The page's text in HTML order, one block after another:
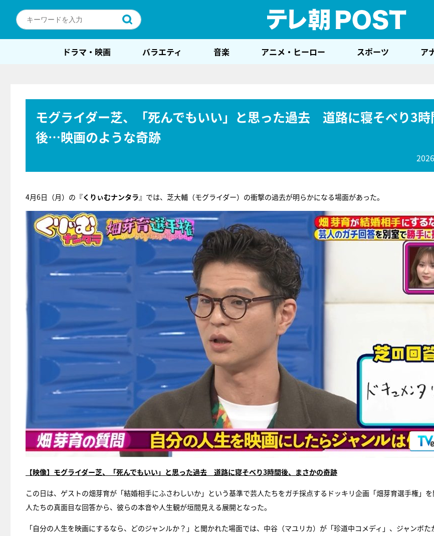
ドラマ・映画 バラエティ 音楽 アニメ・ヒーロー スポーツ ア
モグライダー芝、「死んでもいい」と思った過去 道路に寝そべり3時
後…映画のような奇跡
4月6日（月）の『くりぃむナンタラ』では、芝大輔（モグライダー）の衝撃の過去が明らかになる場面があった。
【映像】モグライダー芝、「死んでもいい」と思った過去 道路に寝そべり3時間後、まさかの奇跡
この日は、ゲストの畑芽育が「結婚相手にふさわしいか」という基準で芸人たちをガチ採点するドッキリ企画「畑芽育選手権」
人たちの真面目な回答から、彼らの本音や人生観が垣間見える展開となった。
「自分の人生を映画にするなら、どのジャンルか？」と聞かれた場面では、中谷（マユリカ）が「珍道中コメディ」、ジャンボた
『アイ＝ラブ！げ
E齋藤樹愛羅＆佐々